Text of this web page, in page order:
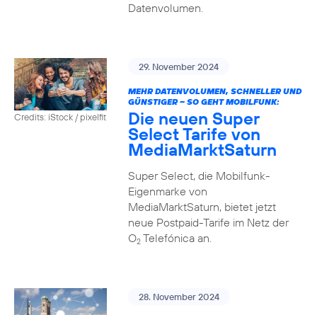
Datenvolumen.
Credits: iStock / pixelfit
29. November 2024
MEHR DATENVOLUMEN, SCHNELLER UND
GÜNSTIGER – SO GEHT MOBILFUNK:
Die neuen Super
Select Tarife von
MediaMarktSaturn
Super Select, die Mobilfunk-
Eigenmarke von
MediaMarktSaturn, bietet jetzt
neue Postpaid-Tarife im Netz der
O2Telefónica an.
28. November 2024